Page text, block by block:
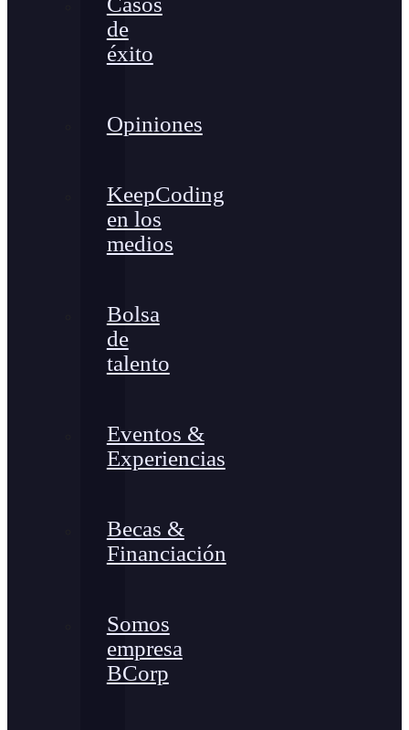
de
éxito
Opiniones
KeepCoding
en los
medios
Bolsa
de
talento
Eventos &
Experiencias
Becas &
Financiación
Somos
empresa
BCorp